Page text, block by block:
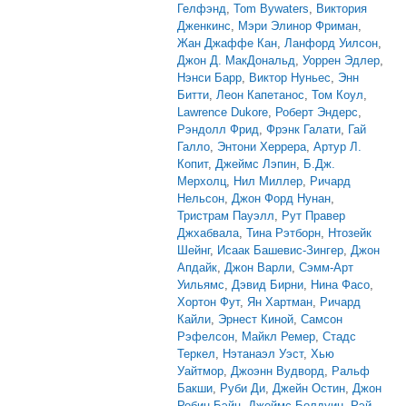
Гелфэнд, Tom Bywaters, Виктория
Дженкинс, Мэри Элинор Фриман,
Жан Джаффе Кан, Ланфорд Уилсон,
Джон Д. МакДональд, Уоррен Эдлер,
Нэнси Барр, Виктор Нуньес, Энн
Битти, Леон Капетанос, Том Коул,
Lawrence Dukore, Роберт Эндерс,
Рэндолл Фрид, Фрэнк Галати, Гай
Галло, Энтони Херрера, Артур Л.
Копит, Джеймс Лэпин, Б.Дж.
Мерхолц, Нил Миллер, Ричард
Нельсон, Джон Форд Нунан,
Тристрам Пауэлл, Рут Правер
Джхабвала, Тина Рэтборн, Нтозейк
Шейнг, Исаак Башевис-Зингер, Джон
Апдайк, Джон Варли, Сэмм-Арт
Уильямс, Дэвид Бирни, Нина Фасо,
Хортон Фут, Ян Хартман, Ричард
Кайли, Эрнест Киной, Самсон
Рэфелсон, Майкл Ремер, Стадс
Теркел, Нэтанаэл Уэст, Хью
Уайтмор, Джоэнн Вудворд, Ральф
Бакши, Руби Ди, Джейн Остин, Джон